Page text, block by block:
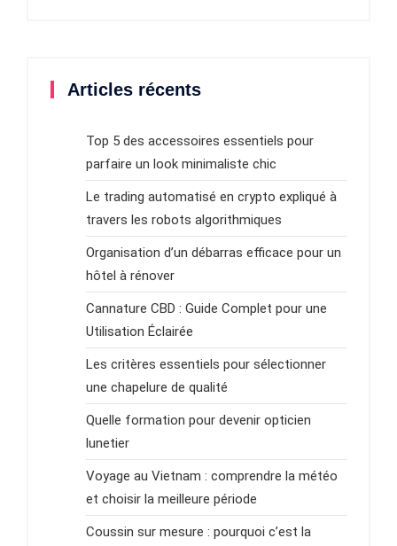
Articles récents
Top 5 des accessoires essentiels pour
parfaire un look minimaliste chic
Le trading automatisé en crypto expliqué à
travers les robots algorithmiques
Organisation d’un débarras efficace pour un
hôtel à rénover
Cannature CBD : Guide Complet pour une
Utilisation Éclairée
Les critères essentiels pour sélectionner
une chapelure de qualité
Quelle formation pour devenir opticien
lunetier
Voyage au Vietnam : comprendre la météo
et choisir la meilleure période
Coussin sur mesure : pourquoi c’est la